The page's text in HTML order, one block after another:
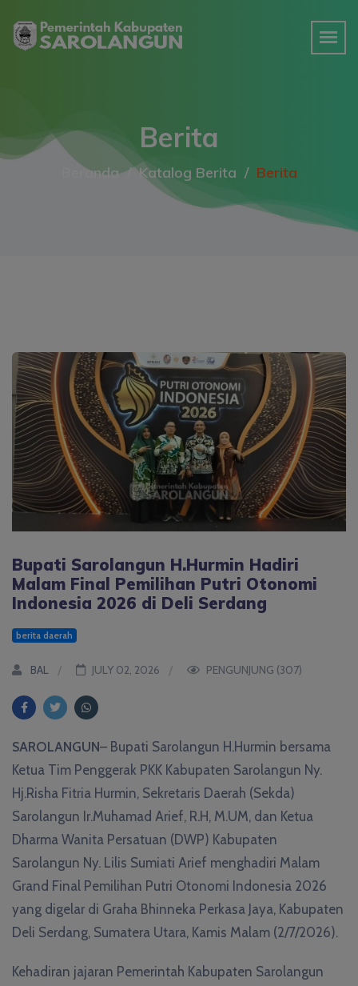
Berita
Beranda Katalog Berita Berita
Bupati Sarolangun H.Hurmin Hadiri
Malam Final Pemilihan Putri Otonomi
Indonesia 2026 di Deli Serdang
berita daerah
BAL JULY 02, 2026 PENGUNJUNG (307)
SAROLANGUN– Bupati Sarolangun H.Hurmin bersama
Ketua Tim Penggerak PKK Kabupaten Sarolangun Ny.
Hj.Risha Fitria Hurmin, Sekretaris Daerah (Sekda)
Sarolangun Ir.Muhamad Arief, R.H, M.UM, dan Ketua
Dharma Wanita Persatuan (DWP) Kabupaten
Sarolangun Ny. Lilis Sumiati Arief menghadiri Malam
Grand Final Pemilihan Putri Otonomi Indonesia 2026
yang digelar di Graha Bhinneka Perkasa Jaya, Kabupaten
Deli Serdang, Sumatera Utara, Kamis Malam (2/7/2026).
Kehadiran jajaran Pemerintah Kabupaten Sarolangun